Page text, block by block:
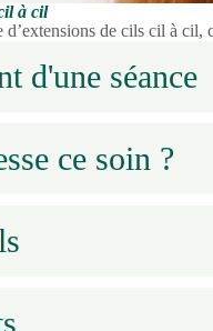
à cil
de cils cil à
d'une séance
ce soin ?